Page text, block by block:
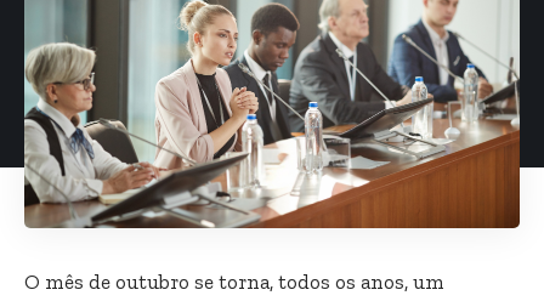
O mês de outubro se torna, todos os anos, um